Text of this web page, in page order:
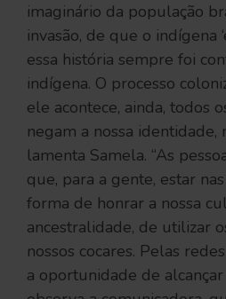
imaginário da população
invasão, de que o indígena
essa história sempre foi
indígena. O processo
ele acontece, ainda, todos
negam a nossa identidade,
lamenta Samela. “As
que, para a gente, estar
forma de honrar a nossa
ancestralidade, de utilizar
nossos cocares. Pelas
a oportunidade de alcançar